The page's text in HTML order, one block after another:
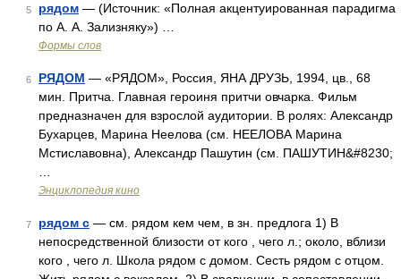
5 рядом — (Источник: «Полная акцентуированная парадигма
по А. А. Зализняку») …
Формы слов
6 РЯДОМ — «РЯДОМ», Россия, ЯНА ДРУЗЬ, 1994, цв., 68
мин. Притча. Главная героиня притчи овчарка. Фильм
пpедназначен для взрослой аудитории. В ролях: Александр
Бухарцев, Марина Неелова (см. НЕЕЛОВА Марина
Мстиславовна), Александр Пашутин (см. ПАШУТИН&#8230;
Энциклопедия кино
7 рядом с — см. рядом кем чем, в зн. предлога 1) В
непосредственной близости от кого , чего л.; около, вблизи
кого , чего л. Школа рядом с домом. Сесть рядом с отцом.